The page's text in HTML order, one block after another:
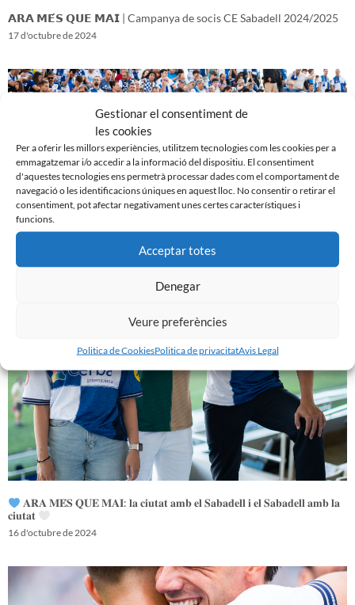
Gestionar el consentiment de
les cookies
Per a oferir les millors experiències, utilitzem tecnologies com les cookies per a
emmagatzemar i/o accedir a la informació del dispositiu. El consentiment
d'aquestes tecnologies ens permetrà processar dades com el comportament de
navegació o les identificacions úniques en aquest lloc. No consentir o retirar el
consentiment, pot afectar negativament unes certes característiques i
funcions.
Acceptar totes
Denegar
Veure preferències
Politica de CookiesPolitica de privacitatAvis Legal
𝗔𝗥𝗔 𝗠𝗘́𝗦 𝗤𝗨𝗘 𝗠𝗔𝗜 | Campanya de socis CE Sabadell 2024/2025
17 d'octubre de 2024
𝑽𝒆𝒏𝒊𝒎 𝒅’𝒖𝒏𝒂 𝒈𝒓𝒂𝒏 𝒃𝒂𝒕𝒂𝒍𝒍𝒂…𝒊 𝒂𝒏𝒆𝒎 𝒂 𝒑𝒆𝒓 𝒍𝒂 𝒔𝒆𝒈𝒖̈𝒆𝒏𝒕
𝐀𝐑𝐀 𝐌𝐄́𝐒 𝐐𝐔𝐄 𝐌𝐀𝐈: 𝐥𝐚 𝐜𝐢𝐮𝐭𝐚𝐭 𝐚𝐦𝐛 𝐞𝐥 𝐒𝐚𝐛𝐚𝐝𝐞𝐥𝐥 𝐢 𝐞𝐥 𝐒𝐚𝐛𝐚𝐝𝐞𝐥𝐥 𝐚𝐦𝐛 𝐥𝐚
𝐜𝐢𝐮𝐭𝐚𝐭
16 d'octubre de 2024